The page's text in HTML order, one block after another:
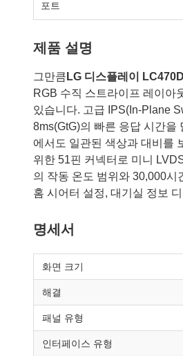
포트
제품 설명
그만큼 LG 디스플레이
RGB 수직 스트라이프 레이아
있습니다. 고급 IPS(In-Plane
8ms(GtG)의 빠른 응답 시간을
에서도 일관된 색상과 대비를
위한 51핀 커넥터로 미니
의 작동 온도 범위와 30,000
홈 시어터 설정, 대기실 정보
명세서
화면 크기
해결
패널 유형
인터페이스 유형